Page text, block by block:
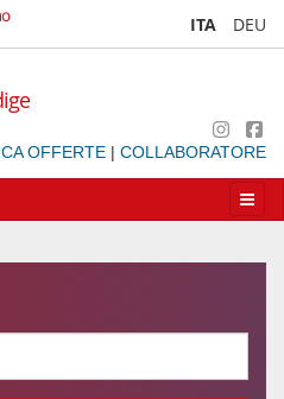
ITA DEU
OFFERTE | COLLABORATORE
Apri/
la